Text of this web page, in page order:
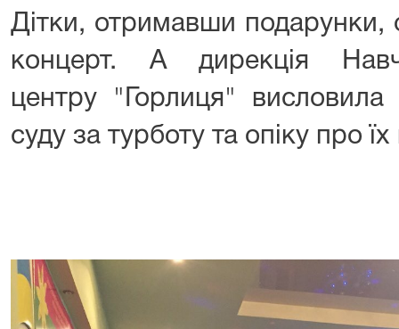
Дітки, отримавши подарунки,
концерт. А дирекція
центру "Горлиця" висловила
суду за турботу та опіку про